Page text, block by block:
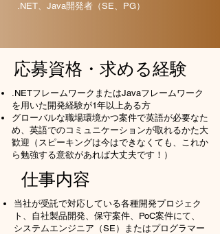
.NET、Java開発者（SE、PG）
応募資格・求める経験
.NETフレームワークまたはJavaフレームワーク
を用いた開発経験が1年以上ある方
グローバルな職場環境かつ案件で英語が必要なた
め、英語でのコミュニケーションが取れるかた大
歓迎（スピーキングは今はできなくても、これか
ら勉強する意欲があれば大丈夫です！）​
仕事内容
当社が受託で対応している各種開発プロジェク
ト、自社製品開発、保守案件、PoC案件にて、
システムエンジニア（SE）またはプログラマー